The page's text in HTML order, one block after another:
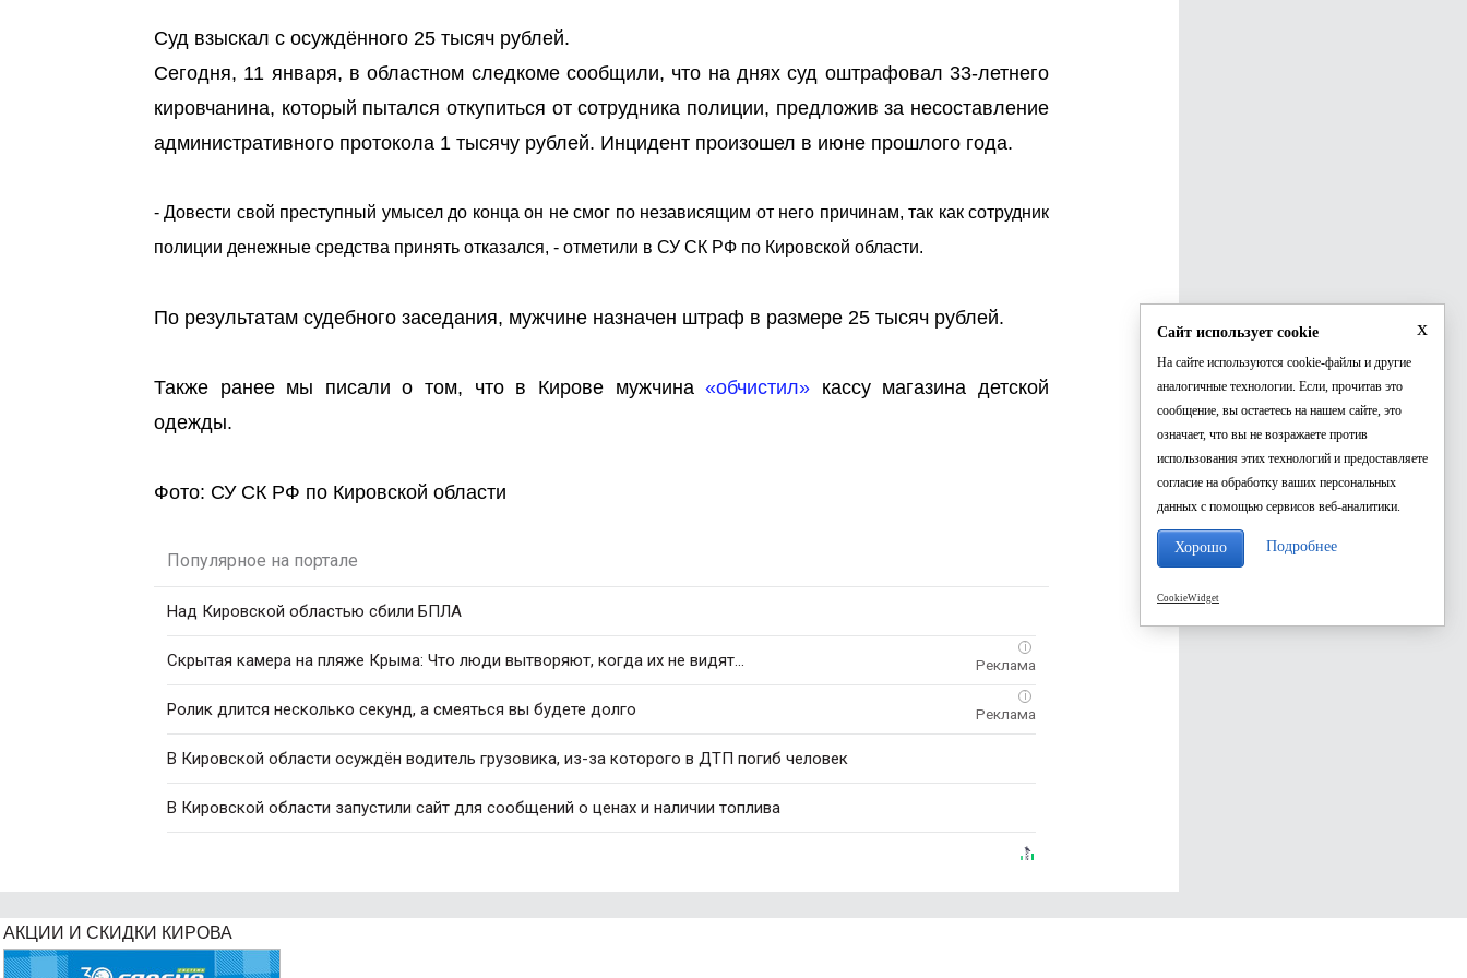
Суд взыскал с осуждённого 25 тысяч рублей.
Сегодня, 11 января, в областном следкоме сообщили, что на днях суд оштрафовал 33-летнего
кировчанина, который пытался откупиться от сотрудника полиции, предложив за несоставление
административного протокола 1 тысячу рублей. Инцидент произошел в июне прошлого года.
- Довести свой преступный умысел до конца он не смог по независящим от него причинам, так как сотрудник
полиции денежные средства принять отказался, - отметили в СУ СК РФ по Кировской области.
По результатам судебного заседания, мужчине назначен штраф в размере 25 тысяч рублей.
Также ранее мы писали о том, что в Кирове мужчина«обчистил» кассу магазина детской
одежды.
Фото: СУ СК РФ по Кировской области
Популярное на портале
Над Кировской областью сбили БПЛА
i
Скрытая камера на пляже Крыма: Что люди вытворяют, когда их не видят...
i
Ролик длится несколько секунд, а смеяться вы будете долго
В Кировской области осуждён водитель грузовика, из-за которого в ДТП погиб человек
В Кировской области запустили сайт для сообщений о ценах и наличии топлива
АКЦИИ И СКИДКИ КИРОВА
x
Сайт использует cookie
На сайте используются cookie-файлы и другие
аналогичные технологии. Если, прочитав это
сообщение, вы остаетесь на нашем сайте, это
означает, что вы не возражаете против
использования этих технологий и предоставляете
согласие на обработку ваших персональных
данных с помощью сервисов веб-аналитики.
Хорошо Подробнее
CookieWidget